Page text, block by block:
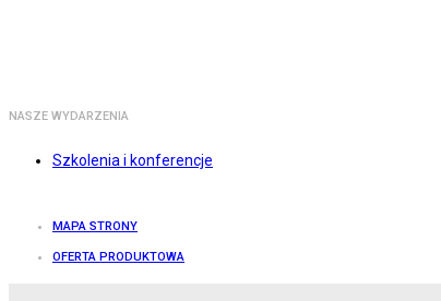
NASZE WYDARZENIA
Szkolenia i konferencje
MAPA STRONY
OFERTA PRODUKTOWA